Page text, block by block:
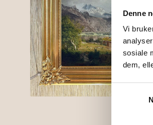
Denne
Vi
sosiale
dem,